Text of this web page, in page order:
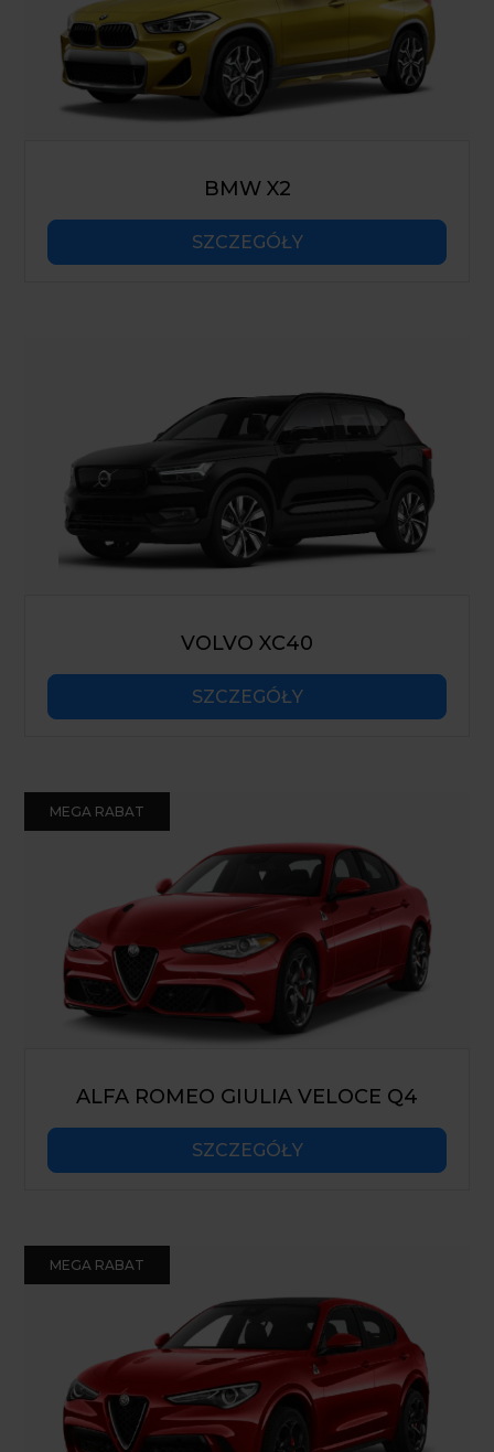
BMW X2
SZCZEGÓŁY
VOLVO XC40
SZCZEGÓŁY
MEGA RABAT
ALFA ROMEO GIULIA VELOCE Q4
SZCZEGÓŁY
MEGA RABAT